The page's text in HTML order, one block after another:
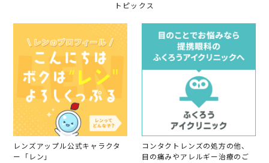
トピックス
レンズアップル公式キャラクタ
ー「レン」
コンタクトレンズの処方の他、
目の痛みやアレルギー治療のご